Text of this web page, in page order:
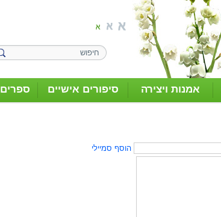
אמנות ויצירה סיפורים אישיים ספרים
הוסף סמיילי